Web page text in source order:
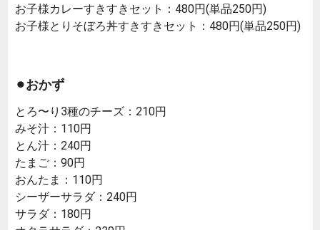
お子様カレーすきすきセット：480円(単品250円)
お子様とりそぼろ丼すきすきセット：480円(単品250円)
⚫︎おかず
とろ〜り3種のチーズ：210円
みそ汁：110円
とん汁：240円
たまご：90円
おんたま：110円
シーザーサラダ：240円
サラダ：180円